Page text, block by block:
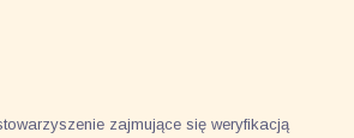
zajmujące się weryfikacją